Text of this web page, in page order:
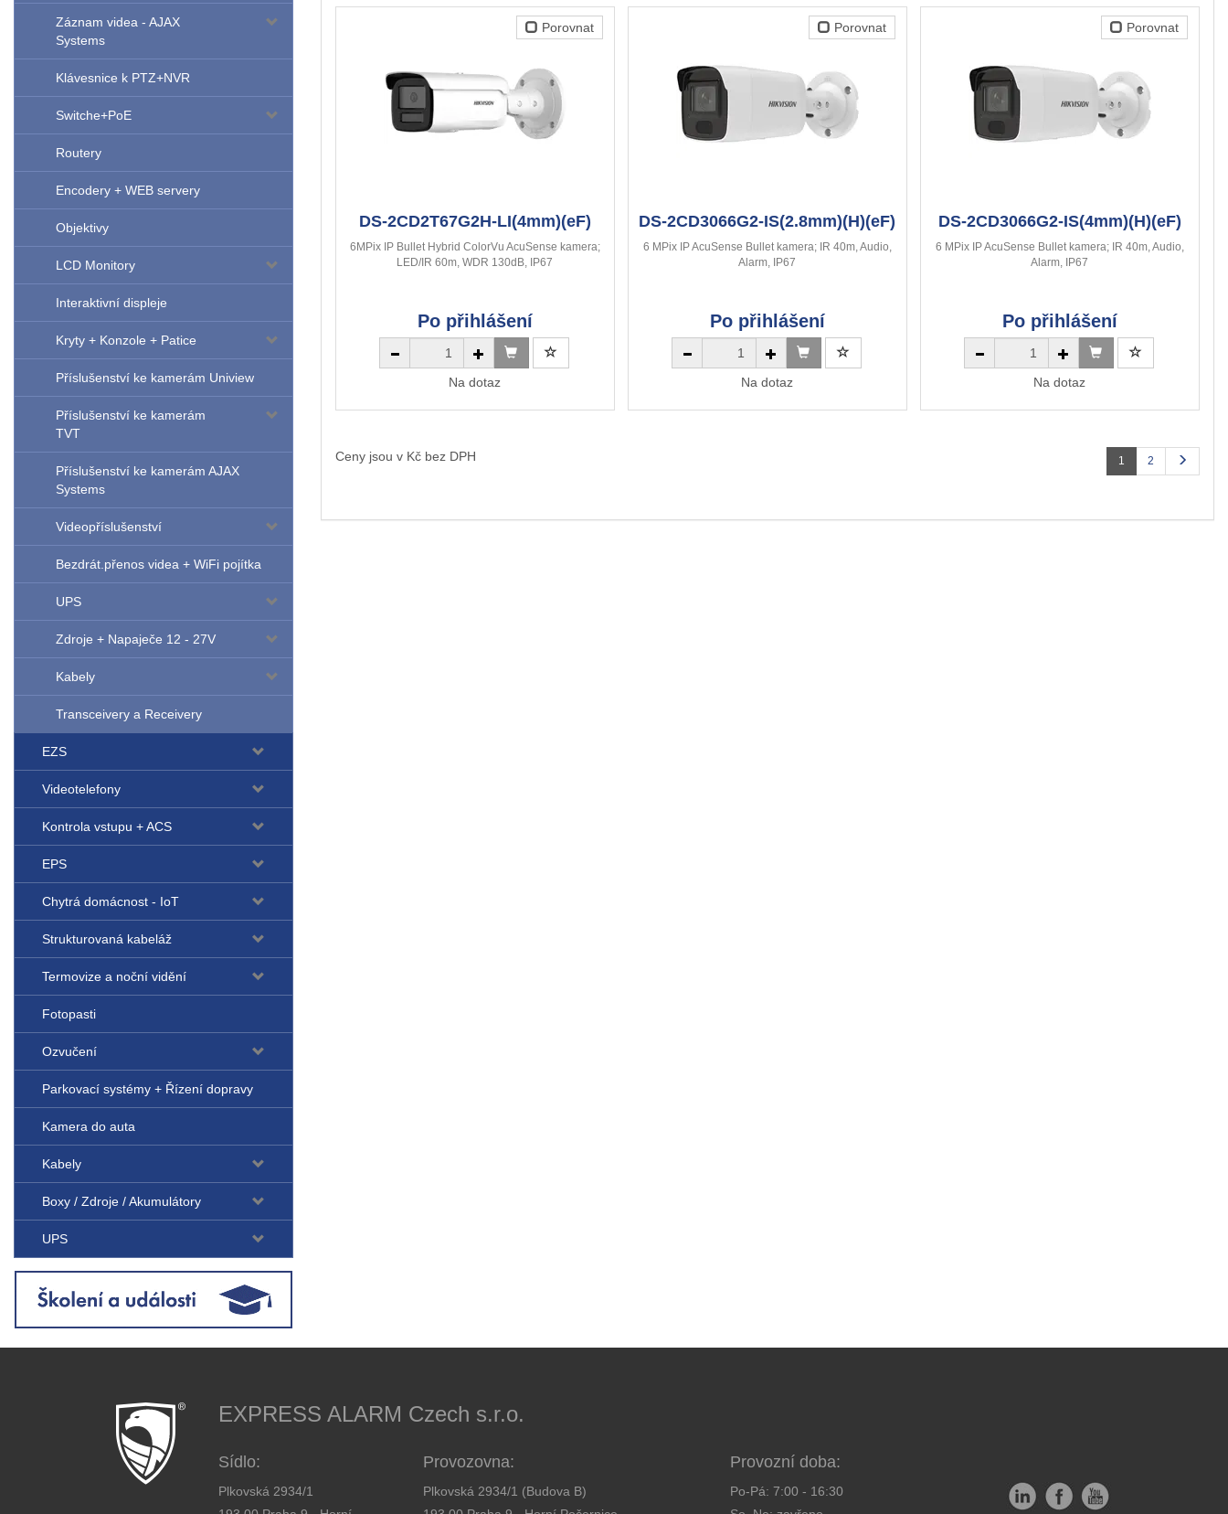
Záznam videa - AJAX
Systems
Klávesnice k PTZ+NVR
Switche+PoE
Routery
Encodery + WEB servery
Objektivy
LCD Monitory
Interaktivní displeje
Kryty + Konzole + Patice
Příslušenství ke kamerám Uniview
Příslušenství ke kamerám
TVT
Příslušenství ke kamerám AJAX
Systems
Videopříslušenství
Bezdrát.přenos videa + WiFi pojítka
UPS
Zdroje + Napaječe 12 - 27V
Kabely
Transceivery a Receivery
EZS
Videotelefony
Kontrola vstupu + ACS
EPS
Chytrá domácnost - IoT
Strukturovaná kabeláž
Termovize a noční vidění
Fotopasti
Ozvučení
Parkovací systémy + Řízení dopravy
Kamera do auta
Kabely
Boxy / Zdroje / Akumulátory
UPS
Porovnat
DS-2CD2T67G2H-LI(4mm)(eF)
6MPix IP Bullet Hybrid ColorVu AcuSense kamera;
LED/IR 60m, WDR 130dB, IP67
Po přihlášení
Na dotaz
Porovnat
DS-2CD3066G2-IS(2.8mm)(H)(eF)
6 MPix IP AcuSense Bullet kamera; IR 40m, Audio,
Alarm, IP67
Po přihlášení
Na dotaz
Porovnat
DS-2CD3066G2-IS(4mm)(H)(eF)
6 MPix IP AcuSense Bullet kamera; IR 40m, Audio,
Alarm, IP67
Po přihlášení
Na dotaz
Ceny jsou v Kč bez DPH 1 2
EXPRESS ALARM Czech s.r.o.
Sídlo:
Plkovská 2934/1
Provozovna:
Plkovská 2934/1 (Budova B)
Provozní doba:
Po-Pá: 7:00 - 16:30